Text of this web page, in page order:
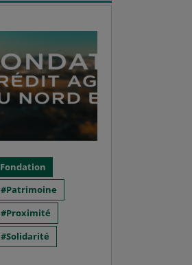
Fondation
Patrimoine
Proximité
Solidarité